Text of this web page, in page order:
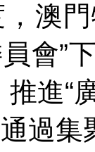
澳
會”
推進
過